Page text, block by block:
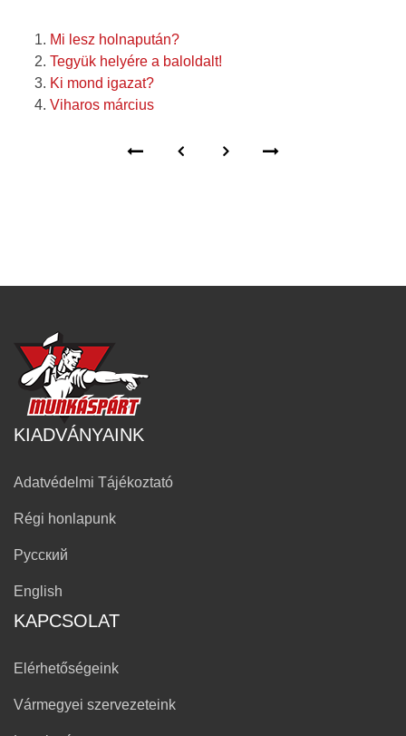
Mi lesz holnapután?
Tegyük helyére a baloldalt!
Ki mond igazat?
Viharos március
KIADVÁNYAINK
Adatvédelmi Tájékoztató
Régi honlapunk
Русский
English
KAPCSOLAT
Elérhetőségeink
Vármegyei szervezeteink